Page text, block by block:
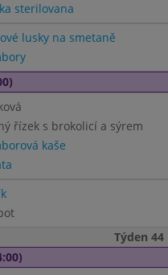
sterilovana
lusky na smetaně
řízek s brokolicí a sýrem
kaše
Týden 44